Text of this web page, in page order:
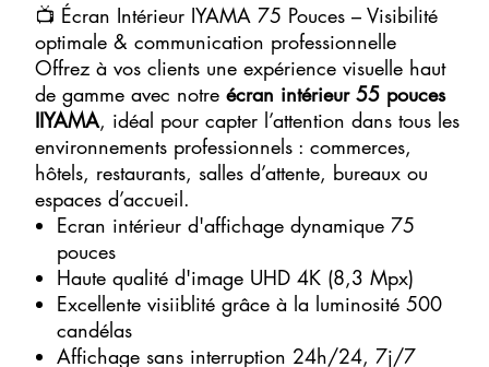
📺 Écran Intérieur IYAMA 75 Pouces – Visibilité
optimale & communication professionnelle
Offrez à vos clients une expérience visuelle haut
de gamme avec notre écran intérieur 55 pouces
IIYAMA, idéal pour capter l’attention dans tous les
environnements professionnels : commerces,
hôtels, restaurants, salles d’attente, bureaux ou
espaces d’accueil.
Ecran intérieur d'affichage dynamique 75
pouces
Haute qualité d'image UHD 4K (8,3 Mpx)
Excellente visiiblité grâce à la luminosité 500
candélas
Affichage sans interruption 24h/24, 7j/7